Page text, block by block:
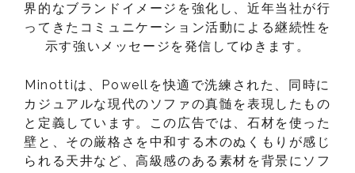
界的なブランドイメージを強化し、近年当社が行
ってきたコミュニケーション活動による継続性を
示す強いメッセージを発信してゆきます。
Minottiは、Powellを快適で洗練された、同時に
カジュアルな現代のソファの真髄を表現したもの
と定義しています。この広告では、石材を使った
壁と、その厳格さを中和する木のぬくもりが感じ
られる天井など、高級感のある素材を背景にソフ